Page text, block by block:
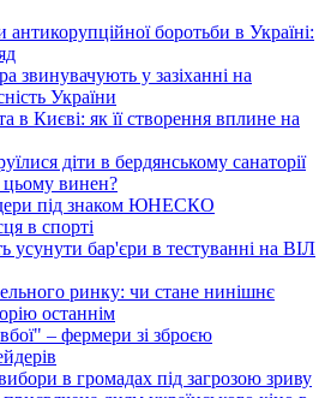
антикорупційної боротьби в Україні:
звинувачують у зазіханні на
України
в Києві: як її створення вплине на
діти в бердянському санаторії
винен?
під знаком ЮНЕСКО
в спорті
усунути бар'єри в тестуванні на ВІЛ
ринку: чи стане нинішнє
останнім
– фермери зі зброєю
в громадах під загрозою зриву